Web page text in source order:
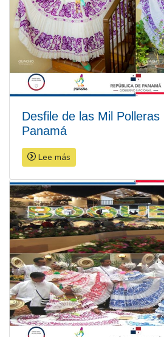
Desfile de las Mil Polleras
Panamá
Lee más